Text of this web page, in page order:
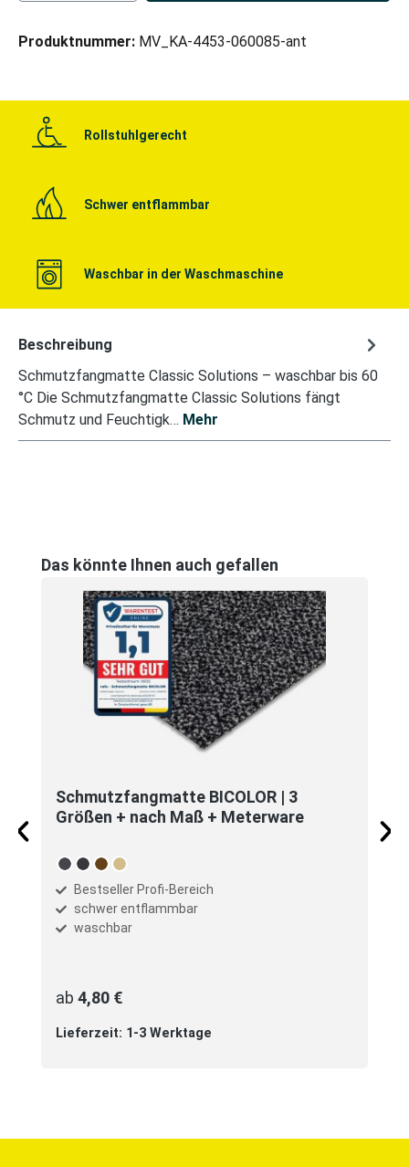
Produktnummer: MV_KA-4453-060085-ant
Rollstuhlgerecht
Schwer entflammbar
Waschbar in der Waschmaschine
Beschreibung
Schmutzfangmatte Classic Solutions – waschbar bis 60
°C Die Schmutzfangmatte Classic Solutions fängt
Schmutz und Feuchtigk… Mehr
Produktgalerie überspringen
Das könnte Ihnen auch gefallen
Schmutzfangmatte BICOLOR | 3
Größen + nach Maß + Meterware
Farbeauswählen
anthrazit
graphit
braun
(Diese Option ist zurzeit nicht verfügbar.)
beige
(Diese Option ist zurzeit nicht verfügbar.)
Bestseller Profi-Bereich
schwer entflammbar
waschbar
ab 4,80 €
Lieferzeit: 1-3 Werktage